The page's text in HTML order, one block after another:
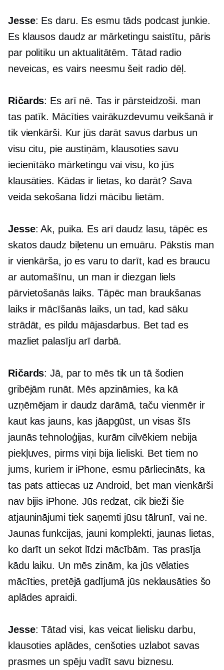
Jesse: Es daru. Es esmu tāds podcast junkie.
Es klausos daudz ar mārketingu saistītu, pāris
par politiku un aktualitātēm. Tātad radio
neveicas, es vairs neesmu šeit radio dēļ.
Ričards: Es arī nē. Tas ir pārsteidzoši. man
tas patīk. Mācīties vairākuzdevumu veikšanā ir
tik vienkārši. Kur jūs darāt savus darbus un
visu citu, pie austiņām, klausoties savu
iecienītāko mārketingu vai visu, ko jūs
klausāties. Kādas ir lietas, ko darāt? Sava
veida sekošana līdzi mācību lietām.
Jesse: Ak, puika. Es arī daudz lasu, tāpēc es
skatos daudz biļetenu un emuāru. Pākstis man
ir vienkārša, jo es varu to darīt, kad es braucu
ar automašīnu, un man ir diezgan liels
pārvietošanās laiks. Tāpēc man braukšanas
laiks ir mācīšanās laiks, un tad, kad sāku
strādāt, es pildu mājasdarbus. Bet tad es
mazliet palasīju arī darbā.
Ričards: Jā, par to mēs tik un tā šodien
gribējām runāt. Mēs apzināmies, ka kā
uzņēmējam ir daudz darāmā, taču vienmēr ir
kaut kas jauns, kas jāapgūst, un visas šīs
jaunās tehnoloģijas, kurām cilvēkiem nebija
piekļuves, pirms viņi bija lieliski. Bet tiem no
jums, kuriem ir iPhone, esmu pārliecināts, ka
tas pats attiecas uz Android, bet man vienkārši
nav bijis iPhone. Jūs redzat, cik bieži šie
atjauninājumi tiek saņemti jūsu tālrunī, vai ne.
Jaunas funkcijas, jauni komplekti, jaunas lietas,
ko darīt un sekot līdzi mācībām. Tas prasīja
kādu laiku. Un mēs zinām, ka jūs vēlaties
mācīties, pretējā gadījumā jūs neklausāties šo
aplādes apraidi.
Jesse: Tātad visi, kas veicat lielisku darbu,
klausoties aplādes, cenšoties uzlabot savas
prasmes un spēju vadīt savu biznesu.